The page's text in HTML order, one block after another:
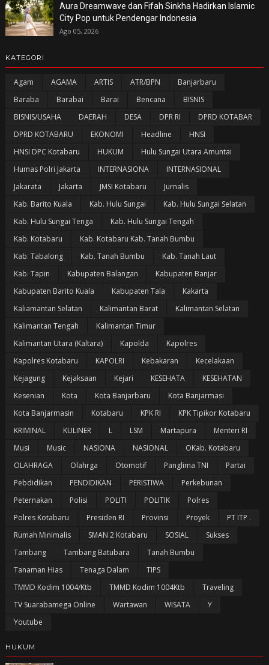
Aura Dreamwave dan Fifah Sinkha Hadirkan Islamic
City Pop untuk Pendengar Indonesia
Ago 05, 2026
KATEGORI
Agam AGAMA ARTIS ATR/BPN
Banjarbaru
Baraba
Barabai Barai Bencana
BISNIS
BISNIS/USAHA
DAERAH DESA DPR RI
DPRD KOTABAR
DPRD KOTABARU
EKONOMI Headline
HNSI
HNSI DPC Kotabaru
HUKUM
Hulu Sungai Utara Amuntai
Humas Polri Jakarta
INTERNASIONA
INTERNASIONAL
Jakarata
Jakarta JMSI Kotabaru
Jurnalis
Kab. Barito Kuala
Kab. Hulu Sungai
Kab. Hulu Sungai Selatan
Kab. Hulu Sungai Tenga
Kab. Hulu Sungai Tengah
Kab. Kotabaru
Kab. Kotabaru Kab. Tanah Bumbu
Kab. Tabalong
Kab. Tanah Bumbu
Kab. Tanah Laut
Kab. Tapin
Kabupaten Balangan
Kabupaten Banjar
Kabupaten Barito Kuala
Kabupaten Tala
Kakarta
Kaliamantan Selatan
Kalimantan Barat
Kalimantan Selatan
Kalimantan Tengah
Kalimantan Timur
Kalimantan Utara (Kaltara)
Kapolda
Kapolres
Kapolres Kotabaru
KAPOLRI Kebakaran
Kecelakaan
Kejagung
Kejaksaan Kejari KESEHATA
KESEHATAN
Kesenian
Kota Kota Banjarbaru
Kota Banjarmasi
Kota Banjarmasin
Kotabaru KPK RI
KPK Tipikor Kotabaru
KRIMINAL
KULINER L LSM Martapura
Menteri RI
Musi
Music NASIONA NASIONAL
OKab. Kotabaru
OLAHRAGA
Olahrga Otomotif Panglima TNI
Partai
Pebdidikan
PENDIDIKAN PERISTIWA
Perkebunan
Peternakan
Polisi POLITI POLITIK
Polres
Polres Kotabaru
Presiden RI Provinsi Proyek
PT ITP .
Rumah Minimalis
SMAN 2 Kotabaru SOSIAL
Sukses
Tambang
Tambang Batubara
Tanah Bumbu
Tanaman Hias
Tenaga Dalam
TIPS
TMMD Kodim 1004/Ktb
TMMD Kodim 1004Ktb
Traveling
TV Suarabamega Online
Wartawan WISATA
Y
Youtube
HUKUM